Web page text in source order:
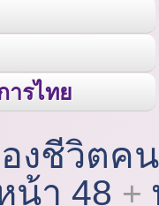
รไทย
งชีวิตค
น้า 48